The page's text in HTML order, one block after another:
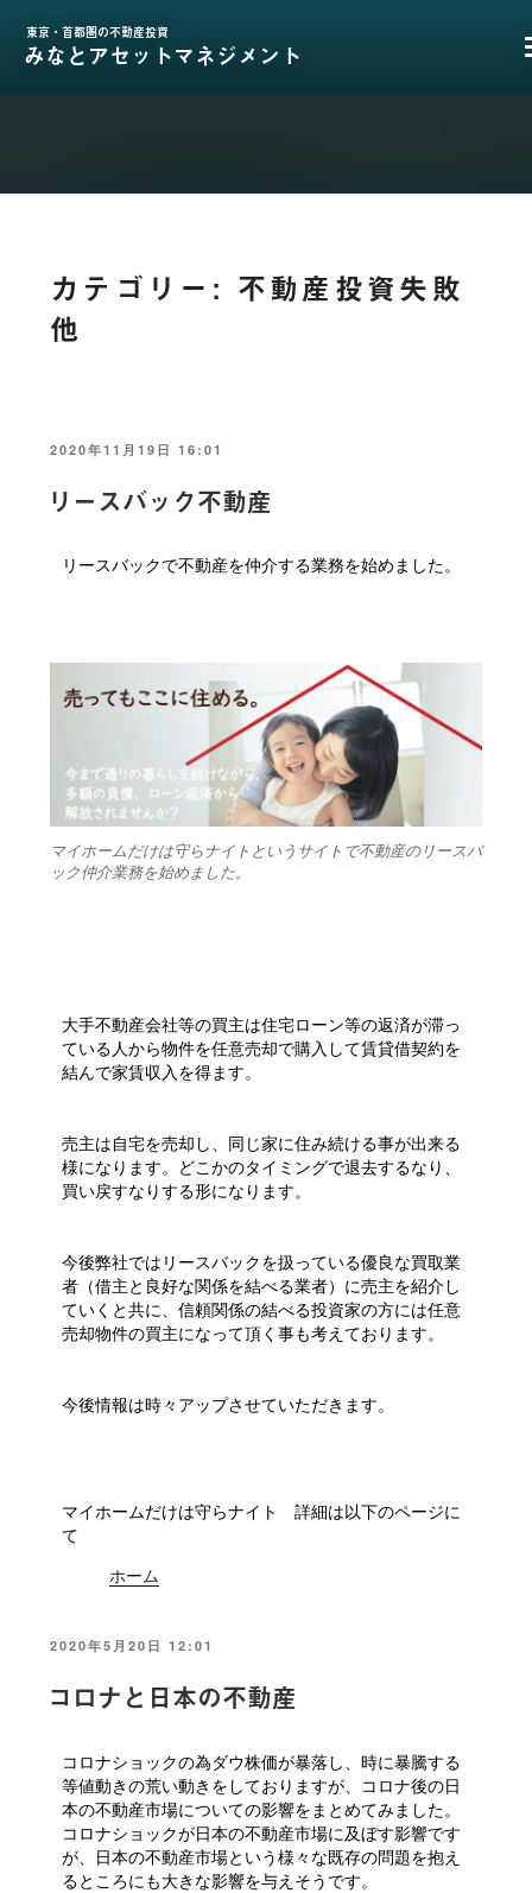
ッ
東京・首都圏の不動産投資
みなとアセットマネジメント
カテゴリー: 不動産投資失敗
他
投
2020年11月19日 16:01
リースバック不動産
リースバックで不動産を仲介する業務を始めました。
マイホームだけは守らナイトというサイトで不動産のリースバ
ック仲介業務を始めました。
大手不動産会社等の買主は住宅ローン等の返済が滞っ
ている人から物件を任意売却で購入して賃貸借契約を
結んで家賃収入を得ます。
売主は自宅を売却し、同じ家に住み続ける事が出来る
様になります。どこかのタイミングで退去するなり、
買い戻すなりする形になります。
今後弊社ではリースバックを扱っている優良な買取業
者（借主と良好な関係を結べる業者）に売主を紹介し
ていくと共に、信頼関係の結べる投資家の方には任意
売却物件の買主になって頂く事も考えております。
今後情報は時々アップさせていただきます。
マイホームだけは守らナイト 詳細は以下のページに
て
ホーム
投
2020年5月20日 12:01
コロナと日本の不動産
コロナショックの為ダウ株価が暴落し、時に暴騰する
等値動きの荒い動きをしておりますが、コロナ後の日
本の不動産市場についての影響をまとめてみました。
コロナショックが日本の不動産市場に及ぼす影響です
が、日本の不動産市場という様々な既存の問題を抱え
るところにも大きな影響を与えそうです。